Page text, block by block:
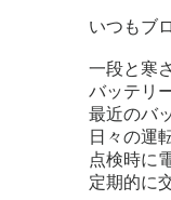
いつもブ
一段と寒
バッテリ
最近のバ
日々の運
点検時に
定期的に